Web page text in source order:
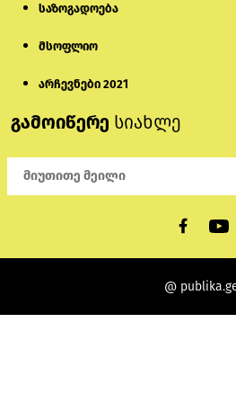
საზოგადოება
მსოფლიო
არჩევნები 2021
გამოიწერე სიახლე
@